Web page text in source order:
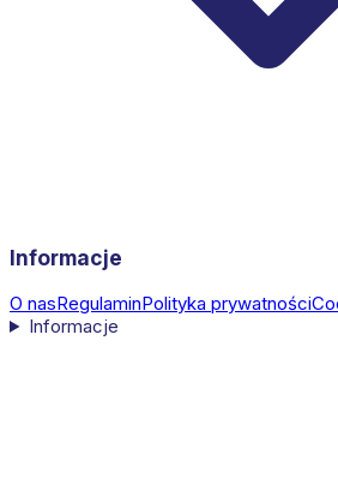
Informacje
O nasRegulaminPolityka prywatności
Informacje